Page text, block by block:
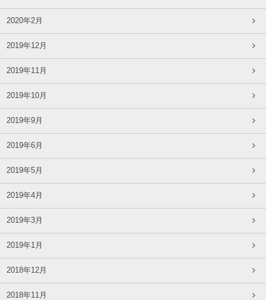
2020年2月
2019年12月
2019年11月
2019年10月
2019年9月
2019年6月
2019年5月
2019年4月
2019年3月
2019年1月
2018年12月
2018年11月